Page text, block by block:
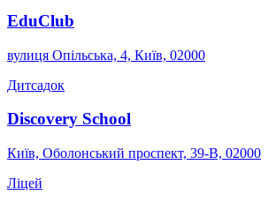
EduClub
вулиця Опільська, 4, Київ, 02000
Дитсадок
Discovery School
Київ, Оболонський проспект, 39-В, 02000
Ліцей